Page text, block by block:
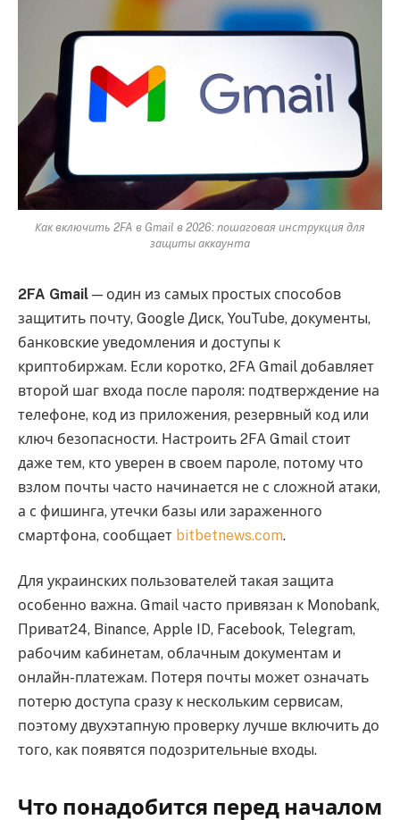
Как включить 2FA в Gmail в 2026: пошаговая инструкция для
защиты аккаунта
2FA Gmail — один из самых простых способов
защитить почту, Google Диск, YouTube, документы,
банковские уведомления и доступы к
криптобиржам. Если коротко, 2FA Gmail добавляет
второй шаг входа после пароля: подтверждение на
телефоне, код из приложения, резервный код или
ключ безопасности. Настроить 2FA Gmail стоит
даже тем, кто уверен в своем пароле, потому что
взлом почты часто начинается не с сложной атаки,
а с фишинга, утечки базы или зараженного
смартфона, сообщает bitbetnews.com.
Для украинских пользователей такая защита
особенно важна. Gmail часто привязан к Monobank,
Приват24, Binance, Apple ID, Facebook, Telegram,
рабочим кабинетам, облачным документам и
онлайн-платежам. Потеря почты может означать
потерю доступа сразу к нескольким сервисам,
поэтому двухэтапную проверку лучше включить до
того, как появятся подозрительные входы.
Что понадобится перед началом